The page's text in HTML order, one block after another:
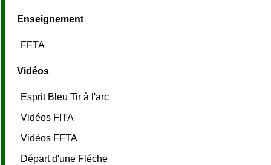
Enseignement
FFTA
Vidéos
Esprit Bleu Tir à l'arc
Vidéos FITA
Vidéos FFTA
Départ d'une Fléche